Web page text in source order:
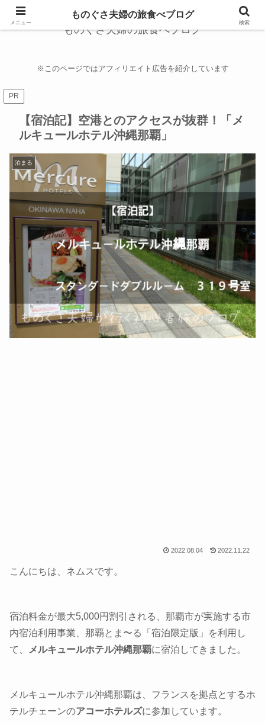
ものぐさ夫婦の旅食べブログ
※このページではアフィリエイト広告を紹介しています
PR
【宿泊記】空港とのアクセスが抜群！「メ
ルキュールホテル沖縄那覇」
泊まる
2022.08.04 2022.11.22
こんにちは、ネムスです。
宿泊料金が最大5,000円割引される、那覇市が実施する市
内宿泊利用事業、那覇とま〜る「宿泊限定版」を利用し
て、
メルキュールホテル沖縄那覇に宿泊してきました。
メルキュールホテル沖縄那覇は、フランスを拠点とするホ
テルチェーンのアコーホテルズに参加しています。
メニュー
ものぐさ夫婦の旅食べブログ
検索